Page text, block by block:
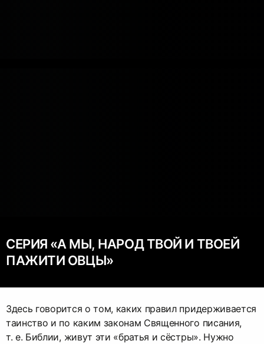
СЕРИЯ «А МЫ, НАРОД ТВОЙ И ТВОЕЙ
ПАЖИТИ ОВЦЫ»
Здесь говорится о том, каких правил придерживается
таинство и по каким законам Священного писания,
т. е. Библии, живут эти «братья и сёстры». Нужно